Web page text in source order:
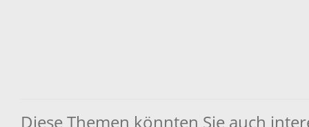
Diese Themen könnten Sie auch